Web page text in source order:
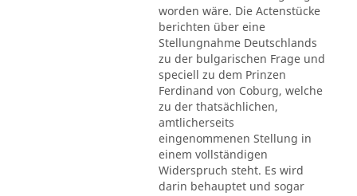
worden wäre. Die Actenstücke
berichten über eine
Stellungnahme Deutschlands
zu der bulgarischen Frage und
speciell zu dem Prinzen
Ferdinand von Coburg, welche
zu der thatsächlichen,
amtlicherseits
eingenommenen Stellung in
einem vollständigen
Widerspruch steht. Es wird
darin behauptet und sogar